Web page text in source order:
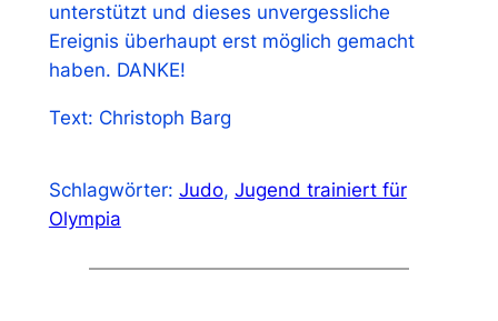
unterstützt und dieses unvergessliche
Ereignis überhaupt erst möglich gemacht
haben. DANKE!
Text: Christoph Barg
Schlagwörter: Judo, Jugend trainiert für
Olympia